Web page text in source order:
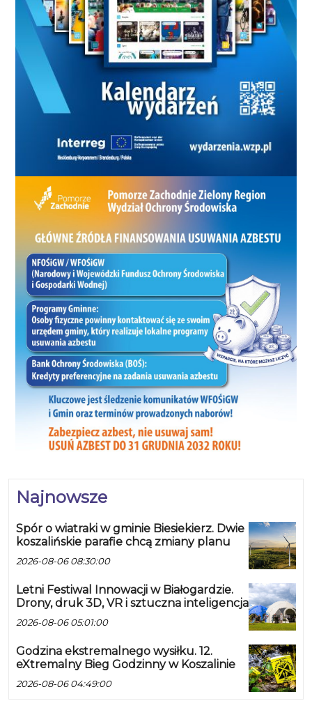
Najnowsze
Spór o wiatraki w gminie Biesiekierz. Dwie
koszalińskie parafie chcą zmiany planu
2026-08-06 08:30:00
Letni Festiwal Innowacji w Białogardzie.
Drony, druk 3D, VR i sztuczna inteligencja
2026-08-06 05:01:00
Godzina ekstremalnego wysiłku. 12.
eXtremalny Bieg Godzinny w Koszalinie
2026-08-06 04:49:00